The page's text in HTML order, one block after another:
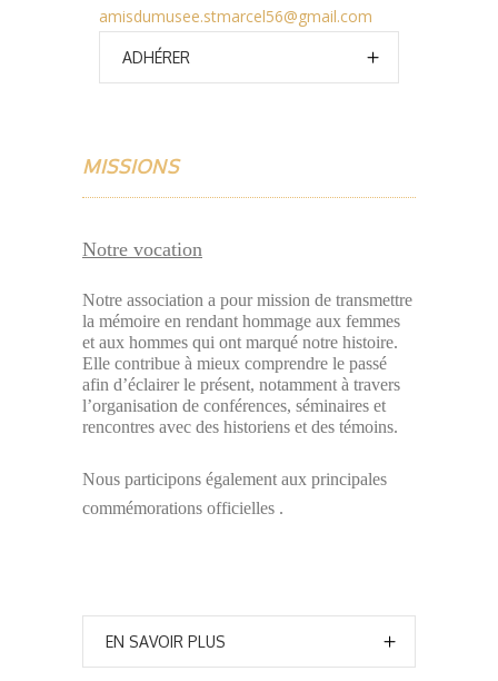
amisdumusee.stmarcel56@gmail.com
ADHÉRER
MISSIONS
Notre vocation
Notre association a pour mission de transmettre
la mémoire en rendant hommage aux femmes
et aux hommes qui ont marqué notre histoire.
Elle contribue à mieux comprendre le passé
afin d’éclairer le présent, notamment à travers
l’organisation de conférences, séminaires et
rencontres avec des historiens et des témoins.
Nous participons également aux principales
commémorations officielles .
EN SAVOIR PLUS